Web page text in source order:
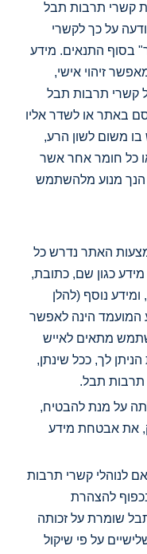
קשרי תרבות תבל
על כך לקשרי
בסוף התנאים. מידע
זיהוי אישי,
קשרי תרבות תבל
באתר או לשדר אליו
בו משום לשון הרע,
כל חומר אחר אשר
הנך מנוע מלהשתמש
האתר נדרש כל
כגון שם, כתובת,
נוסף (להלן
המועמד הינה לאפשר
מתאים לאייש
לך, ככל שינתן,
תרבות תבל.
על מנת להבטיח,
את אבטחת מידע
לנוהלי קשרי תרבות
להצהרת
שומרת על זכותה
על פי שיקול